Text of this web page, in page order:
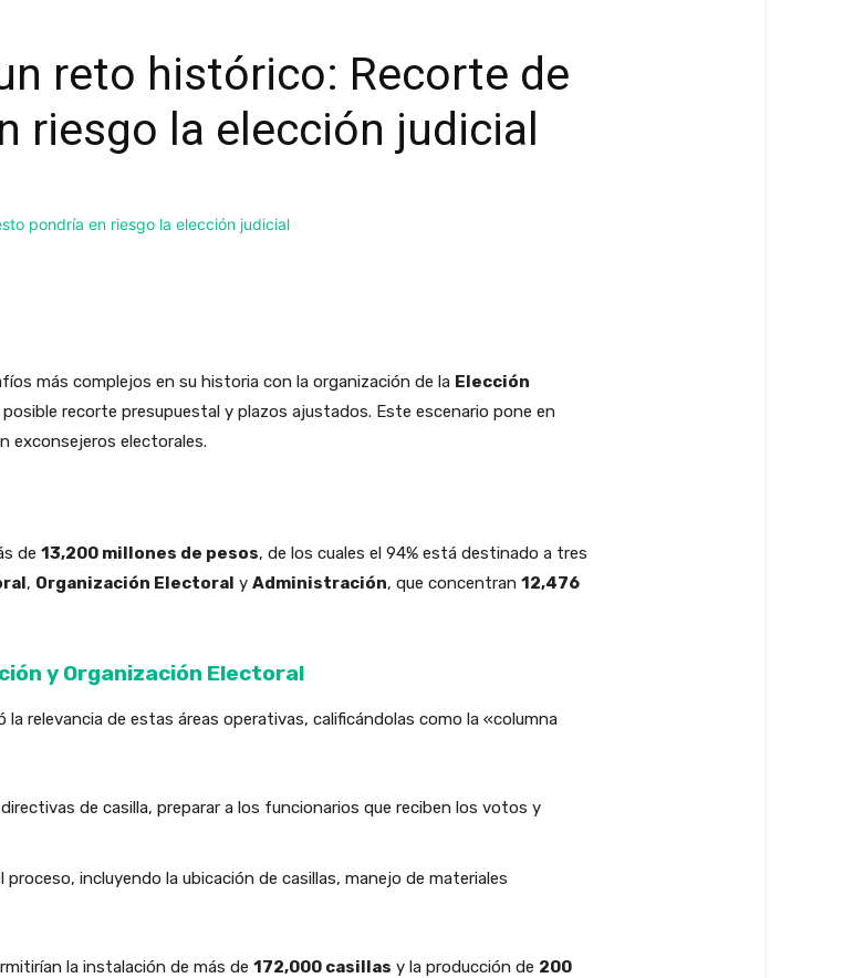
reto histórico: Recorte de
riesgo la elección judicial
más complejos en su historia con la organización de la Elección
recorte presupuestal y plazos ajustados. Este escenario pone en
exconsejeros electorales.
de 13,200 millones de pesos, de los cuales el 94% está destinado a tres
, Organización Electoral y Administración, que concentran 12,476
y Organización Electoral
relevancia de estas áreas operativas, calificándolas como la «columna
de casilla, preparar a los funcionarios que reciben los votos y
proceso, incluyendo la ubicación de casillas, manejo de materiales
la instalación de más de 172,000 casillas y la producción de 200